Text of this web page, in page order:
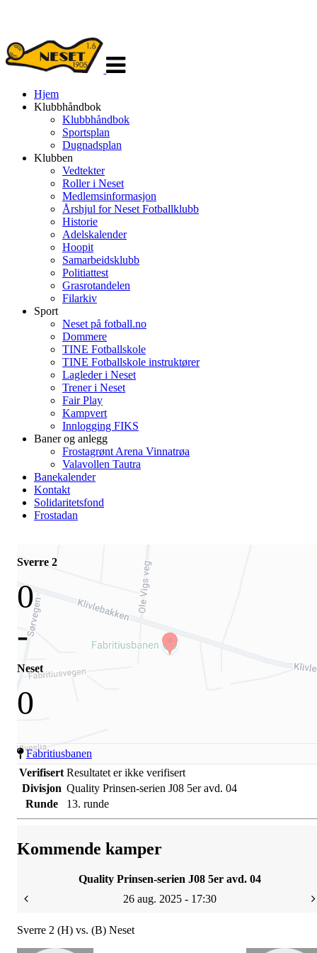
navigasjon
Hjem
Klubbhåndbok
Klubbhåndbok
Sportsplan
Dugnadsplan
Klubben
Vedtekter
Roller i Neset
Medlemsinformasjon
Årshjul for Neset Fotballklubb
Historie
Adelskalender
Hoopit
Samarbeidsklubb
Politiattest
Grasrotandelen
Filarkiv
Sport
Neset på fotball.no
Dommere
TINE Fotballskole
TINE Fotballskole instruktører
Lagleder i Neset
Trener i Neset
Fair Play
Kampvert
Innlogging FIKS
Baner og anlegg
Frostagrønt Arena Vinnatrøa
Valavollen Tautra
Banekalender
Kontakt
Solidaritetsfond
Frostadan
Sverre 2
0
-
Neset
0
Fabritiusbanen
Verifisert Resultatet er ikke verifisert
Divisjon Quality Prinsen-serien J08 5er avd. 04
Runde
13. runde
Kommende kamper
Quality Prinsen-serien J08 5er avd. 04
26 aug. 2025 - 17:30
Sverre 2 (H) vs. (B) Neset